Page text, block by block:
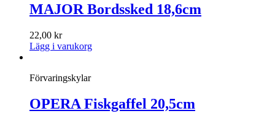
MAJOR Bordssked 18,6cm
22,00 kr
Lägg i varukorg
Förvaringskylar
OPERA Fiskgaffel 20,5cm